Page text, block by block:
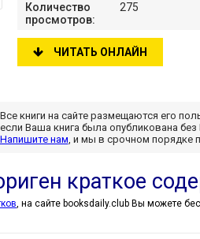
Количество
просмотров:
275
ЧИТАТЬ ОНЛАЙН
Все книги на сайте размещаются его
если Ваша книга была опубликована
Напишите нам, и мы в срочном порядке
краткое
, на сайте booksdaily.club Вы можете